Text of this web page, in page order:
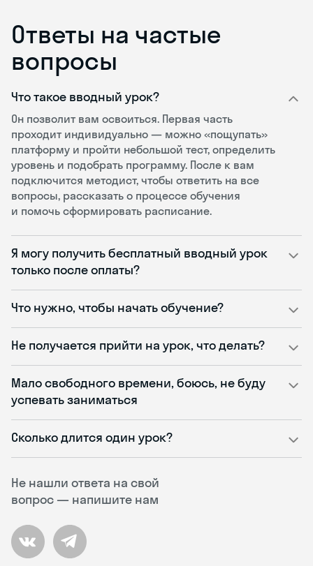
Ответы на частые
вопросы
Не нашли ответа на свой
вопрос — напишите нам
Что такое вводный урок?
Он позволит вам освоиться. Первая часть
проходит индивидуально — можно «пощупать»
платформу и пройти небольшой тест, определить
уровень и подобрать программу. После к вам
подключится методист, чтобы ответить на все
вопросы, рассказать о процессе обучения
и помочь сформировать расписание.
Я могу получить бесплатный вводный урок
только после оплаты?
Что нужно, чтобы начать обучение?
Не получается прийти на урок, что делать?
Мало свободного времени, боюсь, не буду
успевать заниматься
Сколько длится один урок?